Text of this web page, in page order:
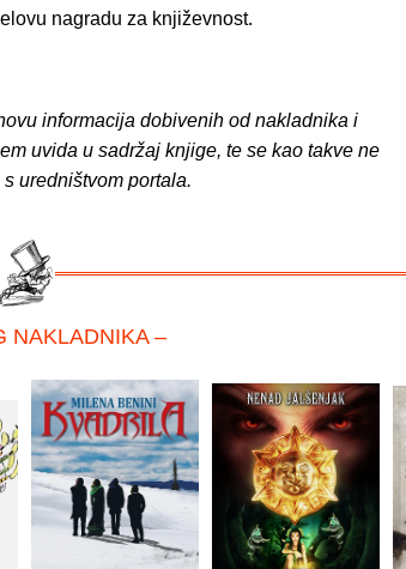
nagradu za književnost.
informacija dobivenih od nakladnika i
uvida u sadržaj knjige, te se kao takve ne
uredništvom portala.
NAKLADNIKA –